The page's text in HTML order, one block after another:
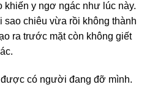
khiến y ngơ ngác như lúc này.
sao chiêu vừa rồi không thành
ra trước mặt còn không giết
có người đang đỡ mình.